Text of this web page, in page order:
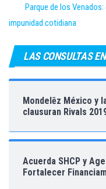
Parque de los
impunidad cotidiana
LAS CONSULTAS
Mondelēz México y
clausuran Rivals
Acuerda SHCP y
Fortalecer